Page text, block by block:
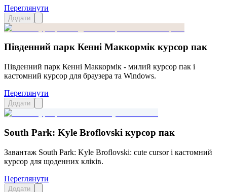
Переглянути
Додати
Південний парк Кенні Маккормік курсор пак
Південний парк Кенні Маккормік - милий курсор пак і
кастомний курсор для браузера та Windows.
Переглянути
Додати
South Park: Kyle Broflovski курсор пак
Завантаж South Park: Kyle Broflovski: cute cursor і кастомний
курсор для щоденних кліків.
Переглянути
Додати